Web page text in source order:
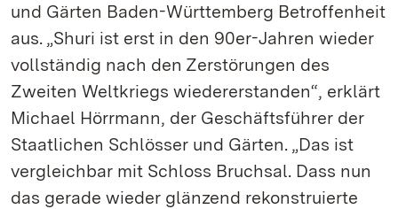
und Gärten Baden-Württemberg Betroffenheit
aus. „Shuri ist erst in den 90er-Jahren wieder
vollständig nach den Zerstörungen des
Zweiten Weltkriegs wiedererstanden“, erklärt
Michael Hörrmann, der Geschäftsführer der
Staatlichen Schlösser und Gärten. „Das ist
vergleichbar mit Schloss Bruchsal. Dass nun
das gerade wieder glänzend rekonstruierte